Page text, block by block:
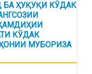
ҲУҚУҚИ КӮДАК
КӮДАК
МУБОРИЗА